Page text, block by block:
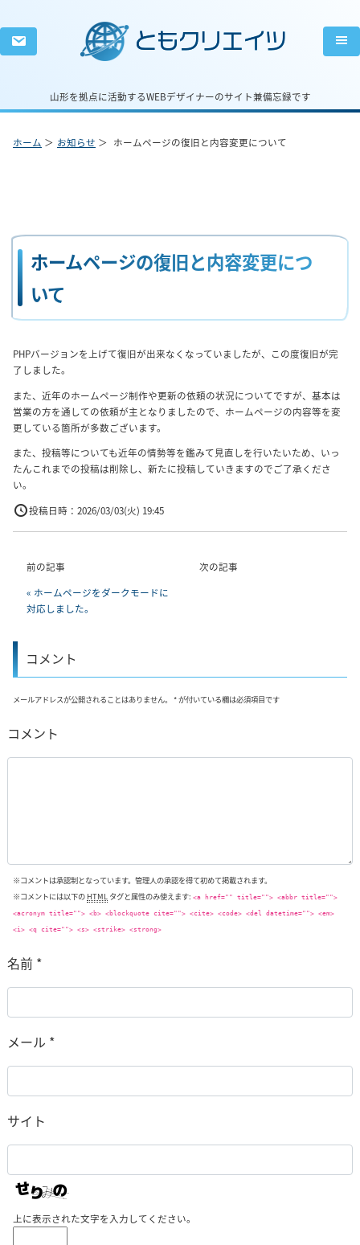
ともクリエイツ
山形を拠点に活動するWEBデザイナーのサイト兼備忘録です
ホーム お知らせ ホームページの復旧と内容変更について
ホームページの復旧と内容変更につ
いて
PHPバージョンを上げて復旧が出来なくなっていましたが、この度復旧が完
了しました。
また、近年のホームページ制作や更新の依頼の状況についてですが、基本は
営業の方を通しての依頼が主となりましたので、ホームページの内容等を変
更している箇所が多数ございます。
また、投稿等についても近年の情勢等を鑑みて見直しを行いたいため、いっ
たんこれまでの投稿は削除し、新たに投稿していきますのでご了承くださ
い。
投稿日時： 2026/03/03(火) 19:45
前の記事
« ホームページをダークモードに
対応しました。
次の記事
コメント
メールアドレスが公開されることはありません。 * が付いている欄は必須項目です
コメント
※コメントは承認制となっています。管理人の承認を得て初めて掲載されます。
※コメントには以下の HTML タグと属性のみ使えます: <a href="" title=""> <abbr title="">
<acronym title=""> <b> <blockquote cite=""> <cite> <code> <del datetime=""> <em>
<i> <q cite=""> <s> <strike> <strong>
名前 *
メール *
サイト
上に表示された文字を入力してください。